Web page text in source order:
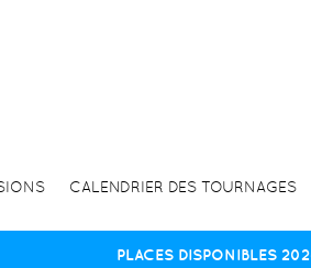
CALENDRIER DES TOURNAGES
PLACES DISPONIBLES